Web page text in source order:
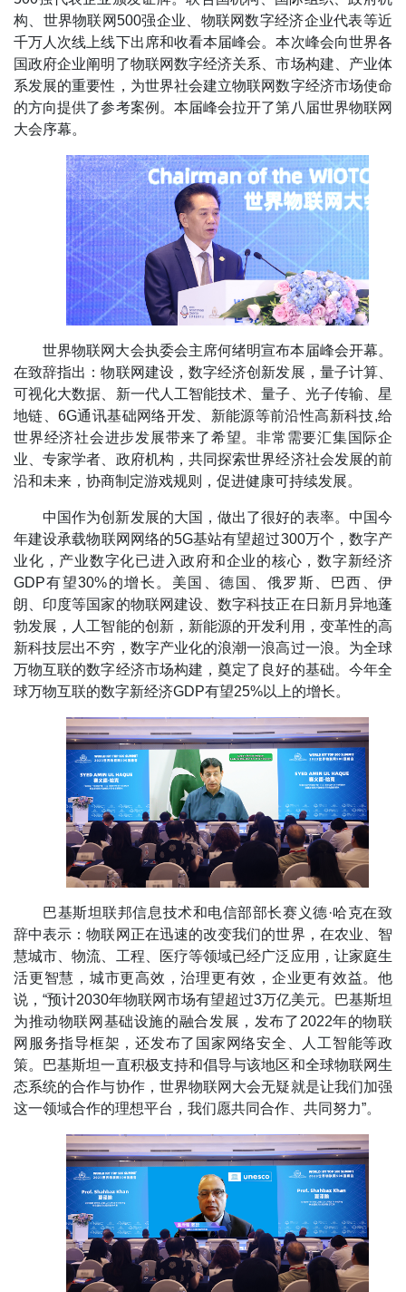
构、世界物联网500强企业、物联网数字经济企业代表等近
千万人次线上线下出席和收看本届峰会。本次峰会向世界各
国政府企业阐明了物联网数字经济关系、市场构建、产业体
系发展的重要性，为世界社会建立物联网数字经济市场使命
的方向提供了参考案例。本届峰会拉开了第八届世界物联网
大会序幕。
世界物联网大会执委会主席何绪明宣布本届峰会开幕。
在致辞指出：物联网建设，数字经济创新发展，量子计算、
可视化大数据、新一代人工智能技术、量子、光子传输、星
地链、6G通讯基础网络开发、新能源等前沿性高新科技,给
世界经济社会进步发展带来了希望。非常需要汇集国际企
业、专家学者、政府机构，共同探索世界经济社会发展的前
沿和未来，协商制定游戏规则，促进健康可持续发展。
中国作为创新发展的大国，做出了很好的表率。中国今
年建设承载物联网网络的5G基站有望超过300万个，数字产
业化，产业数字化已进入政府和企业的核心，数字新经济
GDP有望30%的增长。美国、德国、俄罗斯、巴西、伊
朗、印度等国家的物联网建设、数字科技正在日新月异地蓬
勃发展，人工智能的创新，新能源的开发利用，变革性的高
新科技层出不穷，数字产业化的浪潮一浪高过一浪。为全球
万物互联的数字经济市场构建，奠定了良好的基础。今年全
球万物互联的数字新经济GDP有望25%以上的增长。
巴基斯坦联邦信息技术和电信部部长赛义德·哈克在致
辞中表示：物联网正在迅速的改变我们的世界，在农业、智
慧城市、物流、工程、医疗等领域已经广泛应用，让家庭生
活更智慧，城市更高效，治理更有效，企业更有效益。他
说，“预计2030年物联网市场有望超过3万亿美元。巴基斯坦
为推动物联网基础设施的融合发展，发布了2022年的物联
网服务指导框架，还发布了国家网络安全、人工智能等政
策。巴基斯坦一直积极支持和倡导与该地区和全球物联网生
态系统的合作与协作，世界物联网大会无疑就是让我们加强
这一领域合作的理想平台，我们愿共同合作、共同努力”。